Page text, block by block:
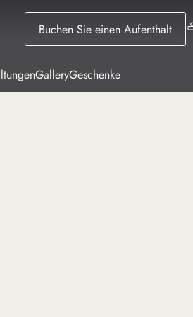
Buchen Sie einen Aufenthalt
GalleryGeschenke